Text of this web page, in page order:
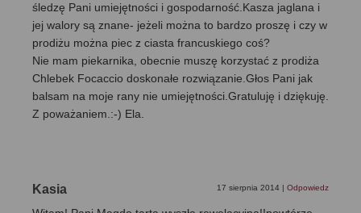
śledzę Pani umiejętności i gospodarność.Kasza jaglana i
jej walory są znane- jeżeli można to bardzo proszę i czy w
prodiżu można piec z ciasta francuskiego coś?
Nie mam piekarnika, obecnie muszę korzystać z prodiża
Chlebek Focaccio doskonałe rozwiązanie.Głos Pani jak
balsam na moje rany nie umiejętności.Gratuluję i dziękuję.
Z poważaniem.:-) Ela.
Kasia 17 sierpnia 2014 | Odpowiedz